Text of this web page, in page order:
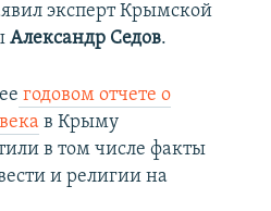
эксперт Крымской
Александр Седов.
годовом отчете о
в Крыму
в том числе факты
и религии на